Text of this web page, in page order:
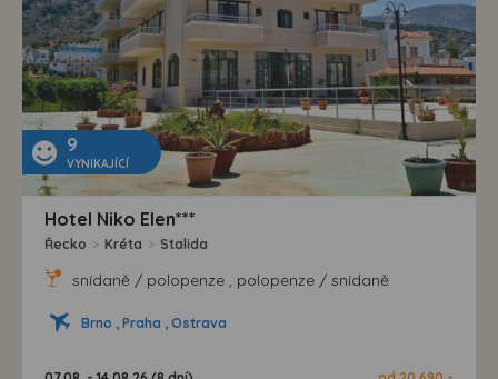
9
VYNIKAJÍCÍ
Hotel Niko Elen***
Řecko > Kréta > Stalida
snídaně / polopenze , polopenze / snídaně
Brno , Praha , Ostrava